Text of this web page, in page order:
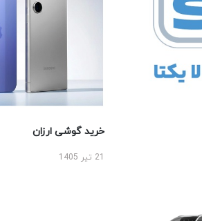
خرید گوشی ارزان